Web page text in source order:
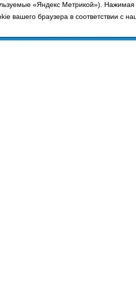
«Яндекс Метрикой»). Нажимая
вашего браузера в соответствии с